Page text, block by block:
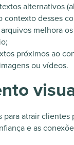
alternativos
contexto desses
melhora
próximos ao
ou vídeos.
para atrair clientes
e as